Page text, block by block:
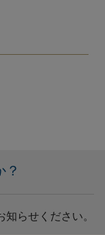
らせください。